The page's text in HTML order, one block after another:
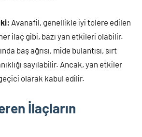
Avanafil, genellikle iyi tolere edilen
ilaç gibi, bazı yan etkileri olabilir.
baş ağrısı, mide bulantısı, sırt
sayılabilir. Ancak, yan etkiler
olarak kabul edilir.
İlaçların